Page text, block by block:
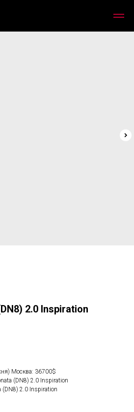
2.0 Inspiration
Москва: 36700$
(DN8) 2.0 Inspiration
(DN8) 2.0 Inspiration